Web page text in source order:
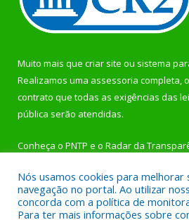
Muito mais que criar site ou sistema
Realizamos uma assessoria completa,
contrato que todas as exigências das
pública serão atendidas.
Conheça o PNTP e o Radar da
Nós usamos cookies para melhorar
navegação no portal. Ao utilizar
concorda com a política de
Para ter mais informações sobre